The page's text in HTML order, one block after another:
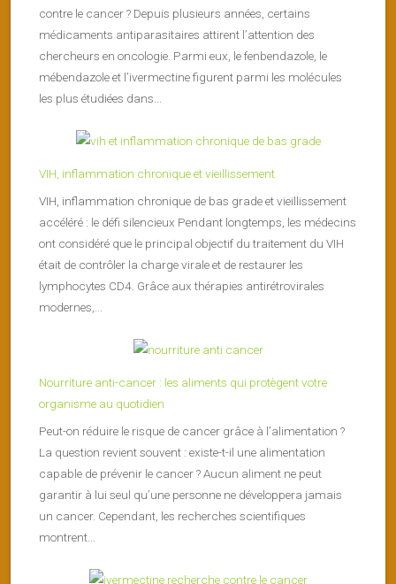
contre le cancer ? Depuis plusieurs années, certains
médicaments antiparasitaires attirent l’attention des
chercheurs en oncologie. Parmi eux, le fenbendazole, le
mébendazole et l’ivermectine figurent parmi les molécules
les plus étudiées dans...
VIH, inflammation chronique et vieillissement
VIH, inflammation chronique de bas grade et vieillissement
accéléré : le défi silencieux Pendant longtemps, les médecins
ont considéré que le principal objectif du traitement du VIH
était de contrôler la charge virale et de restaurer les
lymphocytes CD4. Grâce aux thérapies antirétrovirales
modernes,...
Nourriture anti-cancer : les aliments qui protègent votre
organisme au quotidien
Peut-on réduire le risque de cancer grâce à l’alimentation ?
La question revient souvent : existe-t-il une alimentation
capable de prévenir le cancer ? Aucun aliment ne peut
garantir à lui seul qu’une personne ne développera jamais
un cancer. Cependant, les recherches scientifiques
montrent...